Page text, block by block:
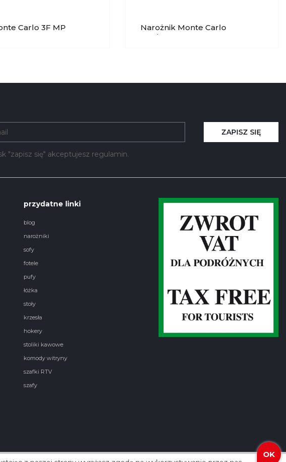
Carlo 3F MP
Narożnik Monte Carlo
2FL/OTSWP MP NIDZICA
"zapisz się" akceptujesz regulamin.
ZAPISZ SIĘ
przydatne linki
blog
narożniki
sofy
fotele
pufy
łóżka
stoły
krzesła
hokery
stoliki kawowe
komody witryny
szafki RTV
szafy
OK